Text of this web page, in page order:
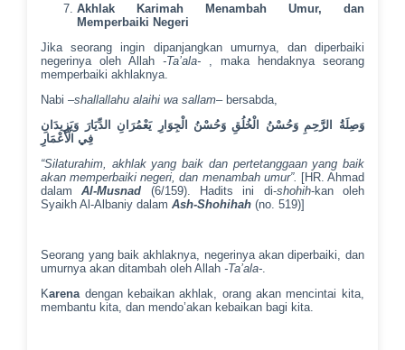
Akhlak Karimah Menambah Umur, dan
Memperbaiki Negeri
Jika seorang ingin dipanjangkan umurnya, dan diperbaiki
negerinya oleh Allah-Ta’ala- , maka hendaknya seorang
memperbaiki akhlaknya.
Nabi –shallallahu alaihi wa sallam– bersabda,
وَصِلَةُ الرَّحِمِ وَحُسْنُ الْخُلُقِ وَحُسْنُ الْجِوَارِ يَعْمُرَانِ الدِّيَارَ وَيَزِيدَانِ
فِي الْأَعْمَارِ
“Silaturahim, akhlak yang baik dan pertetanggaan yang baik
akan memperbaiki negeri, dan menambah umur”. [HR. Ahmad
dalamAl-Musnad (6/159). Hadits ini di-shohih-kan oleh
Syaikh Al-Albaniy dalamAsh-Shohihah (no. 519)]
Seorang yang baik akhlaknya, negerinya akan diperbaiki, dan
umurnya akan ditambah oleh Allah-Ta’ala-
Karena dengan kebaikan akhlak, orang akan mencintai kita,
membantu kita, dan mendo’akan kebaikan bagi kita.